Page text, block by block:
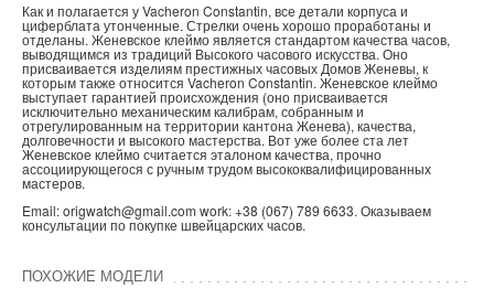
Как и полагается у Vacheron Constantin, все детали корпуса и
циферблата утонченные. Стрелки очень хорошо проработаны и
отделаны. Женевское клеймо является стандартом качества часов,
выводящимся из традиций Высокого часового искусства. Оно
присваивается изделиям престижных часовых Домов Женевы, к
которым также относится Vacheron Constantin. Женевское клеймо
выступает гарантией происхождения (оно присваивается
исключительно механическим калибрам, собранным и
отрегулированным на территории кантона Женева), качества,
долговечности и высокого мастерства. Вот уже более ста лет
Женевское клеймо считается эталоном качества, прочно
ассоциирующегося с ручным трудом высококвалифицированных
мастеров.
Email: origwatch@gmail.com work: +38 (067) 789 6633. Оказываем
консультации по покупке швейцарских часов.
ПОХОЖИЕ МОДЕЛИ